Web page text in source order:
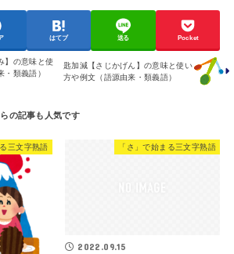
はてブ 送る Pocket
】の意味と使
・類義語）
匙加減【さじかげん】の意味と使い
方や例文（語源由来・類義語）
三文字熟語 「さ」で始まる三文字熟語
2022.09.15